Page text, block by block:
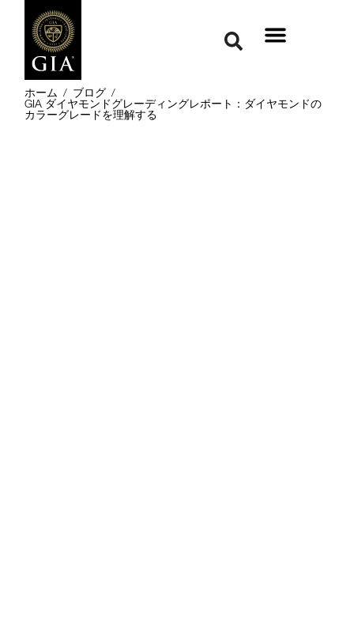
ホーム / ブログ /
GIA ダイヤモンドグレーディングレポート：ダイヤモンドの
カラーグレードを理解する